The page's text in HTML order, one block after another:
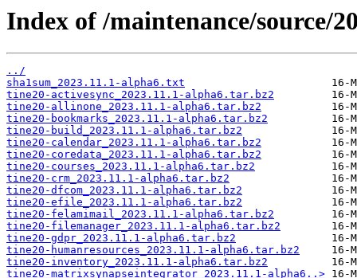
Index of /maintenance/source/
../
sha1sum_2023.11.1-alpha6.txt
tine20-activesync_2023.11.1-alpha6.tar.bz2
tine20-allinone_2023.11.1-alpha6.tar.bz2
tine20-bookmarks_2023.11.1-alpha6.tar.bz2
tine20-build_2023.11.1-alpha6.tar.bz2
tine20-calendar_2023.11.1-alpha6.tar.bz2
tine20-coredata_2023.11.1-alpha6.tar.bz2
tine20-courses_2023.11.1-alpha6.tar.bz2
tine20-crm_2023.11.1-alpha6.tar.bz2
tine20-dfcom_2023.11.1-alpha6.tar.bz2
tine20-efile_2023.11.1-alpha6.tar.bz2
tine20-felamimail_2023.11.1-alpha6.tar.bz2
tine20-filemanager_2023.11.1-alpha6.tar.bz2
tine20-gdpr_2023.11.1-alpha6.tar.bz2
tine20-humanresources_2023.11.1-alpha6.tar.bz2
tine20-inventory_2023.11.1-alpha6.tar.bz2
tine20-matrixsynapseintegrator_2023.11.1-alpha6..>